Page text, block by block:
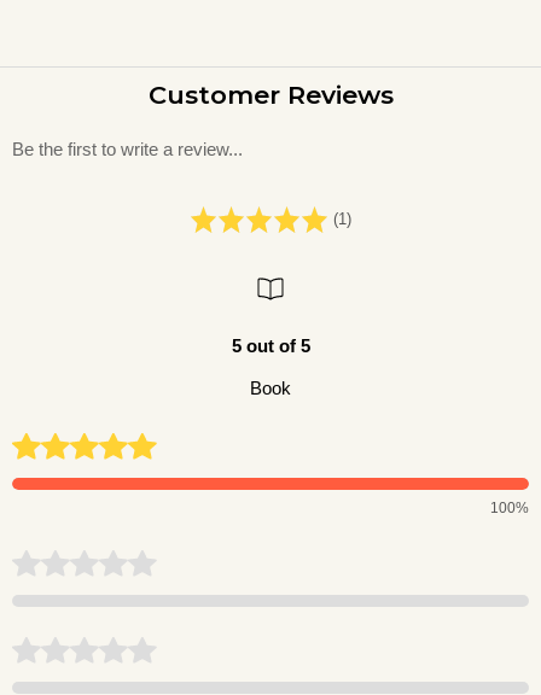
Customer Reviews
Be the first to write a review...
(1)
5 out of 5
Book
100%